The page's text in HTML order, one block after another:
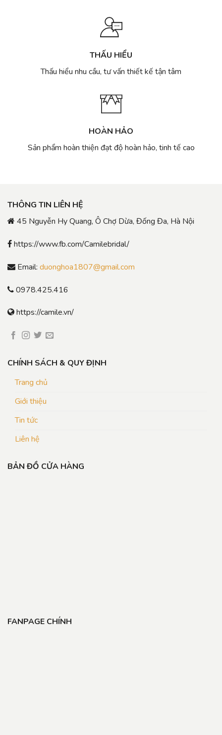
THẤU HIỂU
Thấu hiểu nhu cầu, tư vấn thiết kế tận tâm
HOÀN HẢO
Sản phẩm hoàn thiện đạt độ hoàn hảo, tinh tế cao
THÔNG TIN LIÊN HỆ
45 Nguyễn Hy Quang, Ô Chợ Dừa, Đống Đa, Hà Nội
https://www.fb.com/Camilebridal/
Email: duonghoa1807@gmail.com
0978.425.416
https://camile.vn/
CHÍNH SÁCH & QUY ĐỊNH
Trang chủ
Giới thiệu
Tin tức
Liên hệ
BẢN ĐỒ CỬA HÀNG
FANPAGE CHÍNH